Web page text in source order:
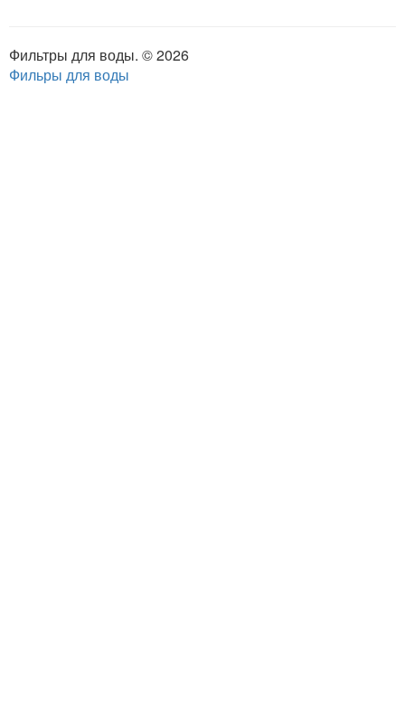
Фильтры для воды. © 2026
Фильры для воды